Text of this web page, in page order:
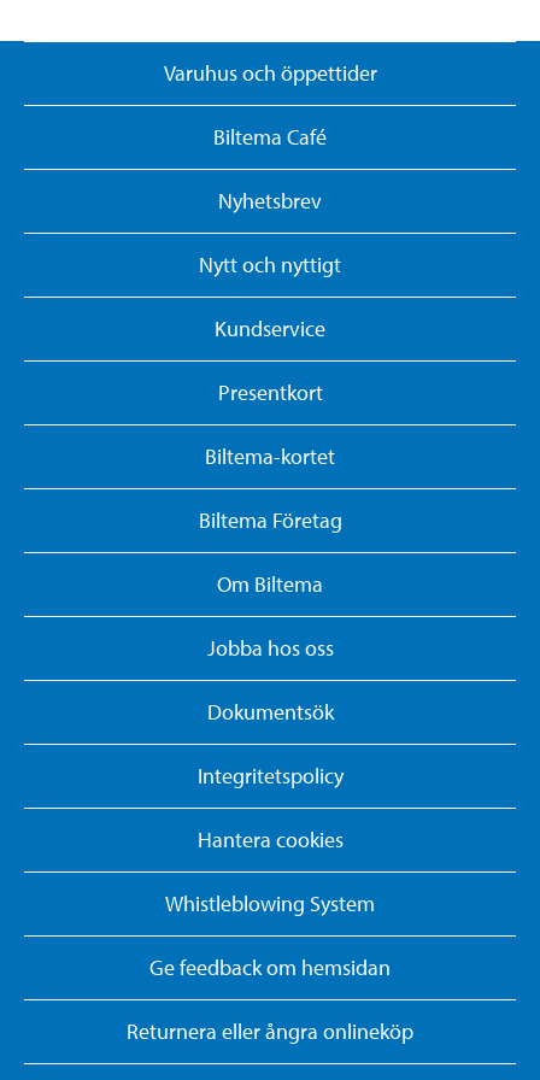
Varuhus och öppettider
Biltema Café
Nyhetsbrev
Nytt och nyttigt
Kundservice
Presentkort
Biltema-kortet
Biltema Företag
Om Biltema
Jobba hos oss
Dokumentsök
Integritetspolicy
Hantera cookies
Whistleblowing System
Ge feedback om hemsidan
Returnera eller ångra onlineköp